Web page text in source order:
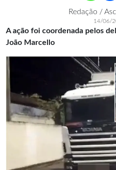
Redação /
14/06/
A ação foi coordenada pelos
João Marcello